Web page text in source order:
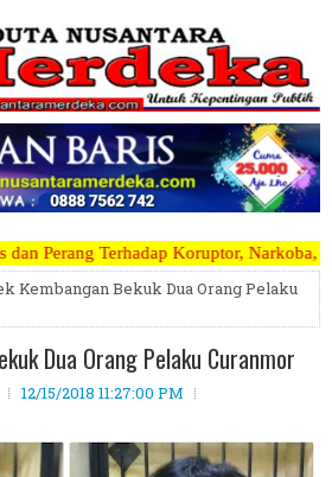
Narkoba, Teroris Musuh Rakyat
Kembangan Bekuk Dua Orang Pelaku
Dua Orang Pelaku Curanmor
12/15/2018 11:27:00 PM